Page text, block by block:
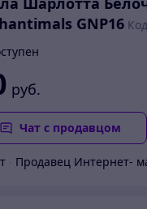
GNP16
руб.
Чат с продавцом
Продавец Интернет-